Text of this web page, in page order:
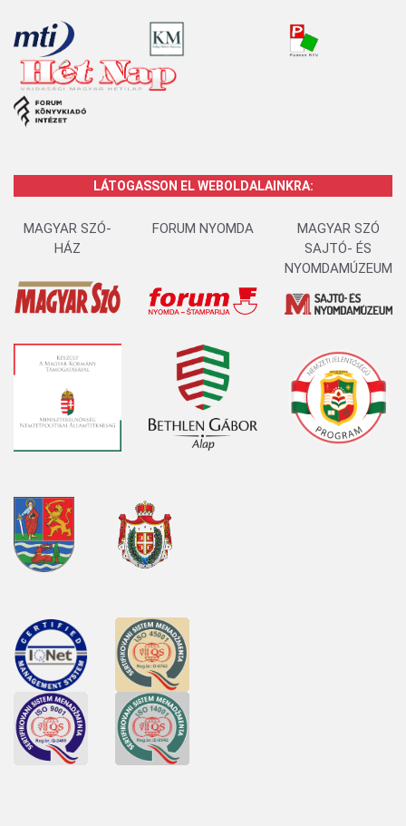
LÁTOGASSON EL WEBOLDALAINKRA:
MAGYAR SZÓ-
HÁZ
FORUM NYOMDA
MAGYAR SZÓ
SAJTÓ- ÉS
NYOMDAMÚZEUM